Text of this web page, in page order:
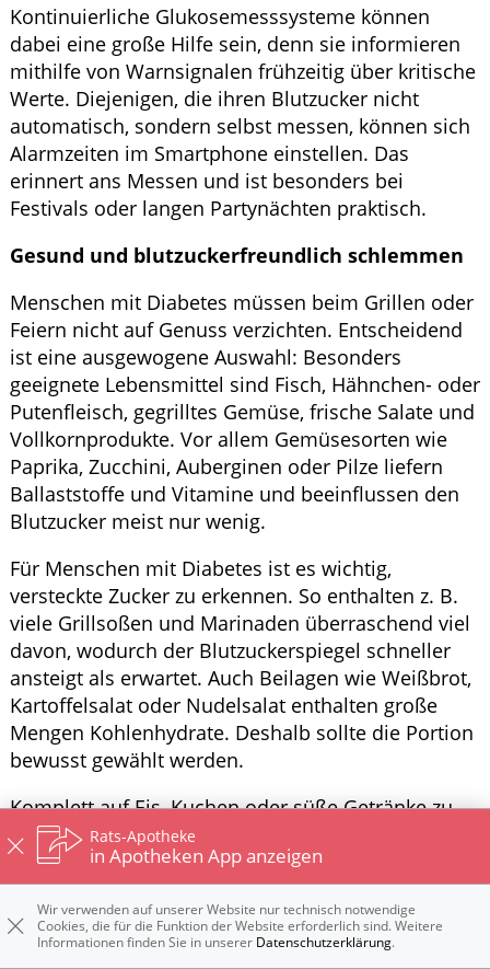
Kontinuierliche Glukosemesssysteme können
dabei eine große Hilfe sein, denn sie informieren
mithilfe von Warnsignalen frühzeitig über kritische
Werte. Diejenigen, die ihren Blutzucker nicht
automatisch, sondern selbst messen, können sich
Alarmzeiten im Smartphone einstellen. Das
erinnert ans Messen und ist besonders bei
Festivals oder langen Partynächten praktisch.
Gesund und blutzuckerfreundlich schlemmen
Menschen mit Diabetes müssen beim Grillen oder
Feiern nicht auf Genuss verzichten. Entscheidend
ist eine ausgewogene Auswahl: Besonders
geeignete Lebensmittel sind Fisch, Hähnchen- oder
Putenfleisch, gegrilltes Gemüse, frische Salate und
Vollkornprodukte. Vor allem Gemüsesorten wie
Paprika, Zucchini, Auberginen oder Pilze liefern
Ballaststoffe und Vitamine und beeinflussen den
Blutzucker meist nur wenig.
Für Menschen mit Diabetes ist es wichtig,
versteckte Zucker zu erkennen. So enthalten z. B.
viele Grillsoßen und Marinaden überraschend viel
davon, wodurch der Blutzuckerspiegel schneller
ansteigt als erwartet. Auch Beilagen wie Weißbrot,
Kartoffelsalat oder Nudelsalat enthalten große
Mengen Kohlenhydrate. Deshalb sollte die Portion
bewusst gewählt werden.
Komplett auf Eis, Kuchen oder süße Getränke zu
verzichten ist nicht zwingend notwendig.
Entscheidend ist, die Menge im Blick zu behalten
und den Einfluss auf den Blutzucker zu
berücksichtigen. Frisches Obst kann eine gute
Alternative darstellen. Dennoch enthalten auch
Rats-Apotheke
in Apotheken App anzeigen
Wir verwenden auf unserer Website nur technisch notwendige
Cookies, die für die Funktion der Website erforderlich sind. Weitere
Informationen finden Sie in unserer Datenschutzerklärung.